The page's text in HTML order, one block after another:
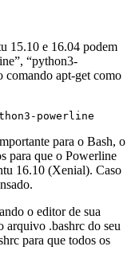
15.10 e 16.04 podem
“python3-
comando apt-get como
powerline
para o Bash, o
para que o Powerline
16.10 (Xenial). Caso
o editor de sua
arquivo .bashrc do seu
para que todos os